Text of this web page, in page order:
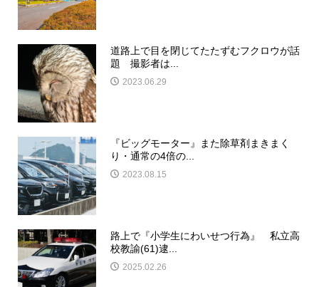
道路上で目を閉じてたたずむフクロウが話
題 撮影者は...
2023.06.29
『ビッグモーター』また除草剤まきまく
り・通常の4倍の...
2023.08.15
路上で『小学生にわいせつ行為』 私立高
校教諭(61)逮...
2025.02.26